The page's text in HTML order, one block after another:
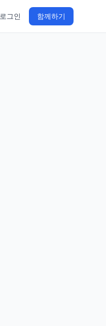
로그인 함께하기